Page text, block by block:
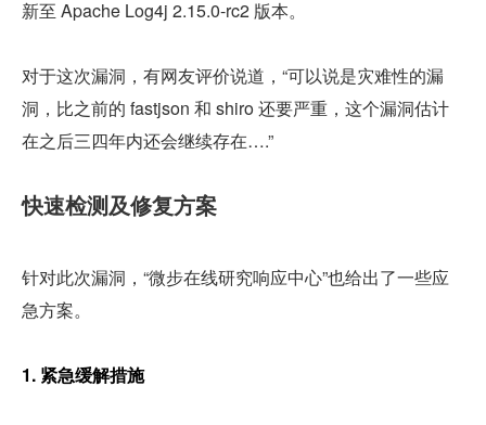
新至 Apache Log4j 2.15.0-rc2 版本。
对于这次漏洞，有网友评价说道，“可以说是灾难性的漏
洞，比之前的 fastjson 和 shiro 还要严重，这个漏洞估计
在之后三四年内还会继续存在….”
快速检测及修复方案
针对此次漏洞，“微步在线研究响应中心”也给出了一些应
急方案。
1. 紧急缓解措施